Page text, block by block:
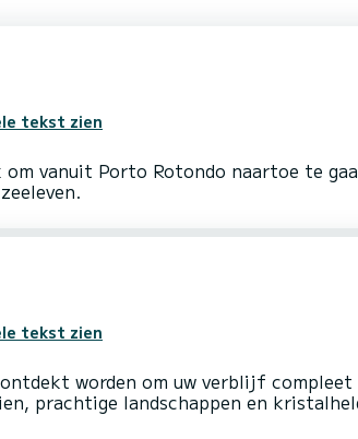
tekst zien
vanuit Porto Rotondo naartoe te
tekst zien
worden om uw verblijf
prachtige landschappen en